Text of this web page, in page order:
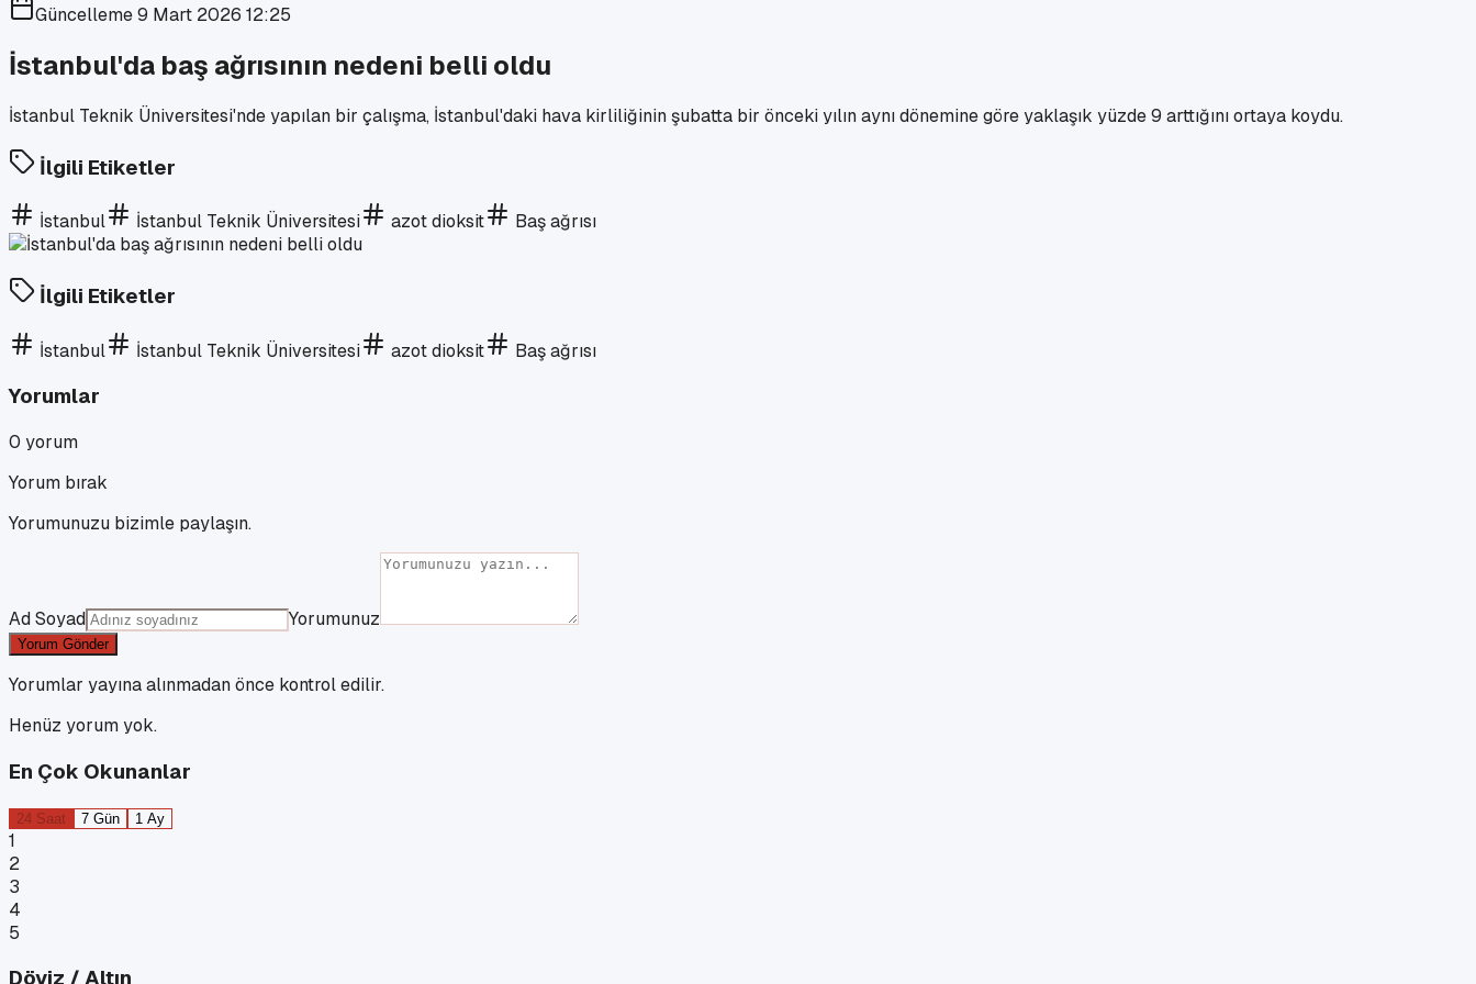
Güncelleme9 Mart 2026 12:25
İstanbul'da baş ağrısının nedeni belli oldu
İstanbul Teknik Üniversitesi'nde yapılan bir çalışma, İstanbul'daki hava kirliliğinin şubatta bir önceki yılın aynı dönemine göre yaklaşık yüzde 9 arttığını ortaya koydu.
İlgili Etiketler
İstanbul İstanbul Teknik Üniversitesi azot dioksit Baş ağrısı
İlgili Etiketler
İstanbul İstanbul Teknik Üniversitesi azot dioksit Baş ağrısı
Yorumlar
0 yorum
Yorum bırak
Yorumunuzu bizimle paylaşın.
Ad Soyad Yorumunuz
Yorum Gönder
Yorumlar yayına alınmadan önce kontrol edilir.
Henüz yorum yok.
En Çok Okunanlar
24 Saat 7 Gün 1 Ay
1
2
3
4
5
Döviz / Altın